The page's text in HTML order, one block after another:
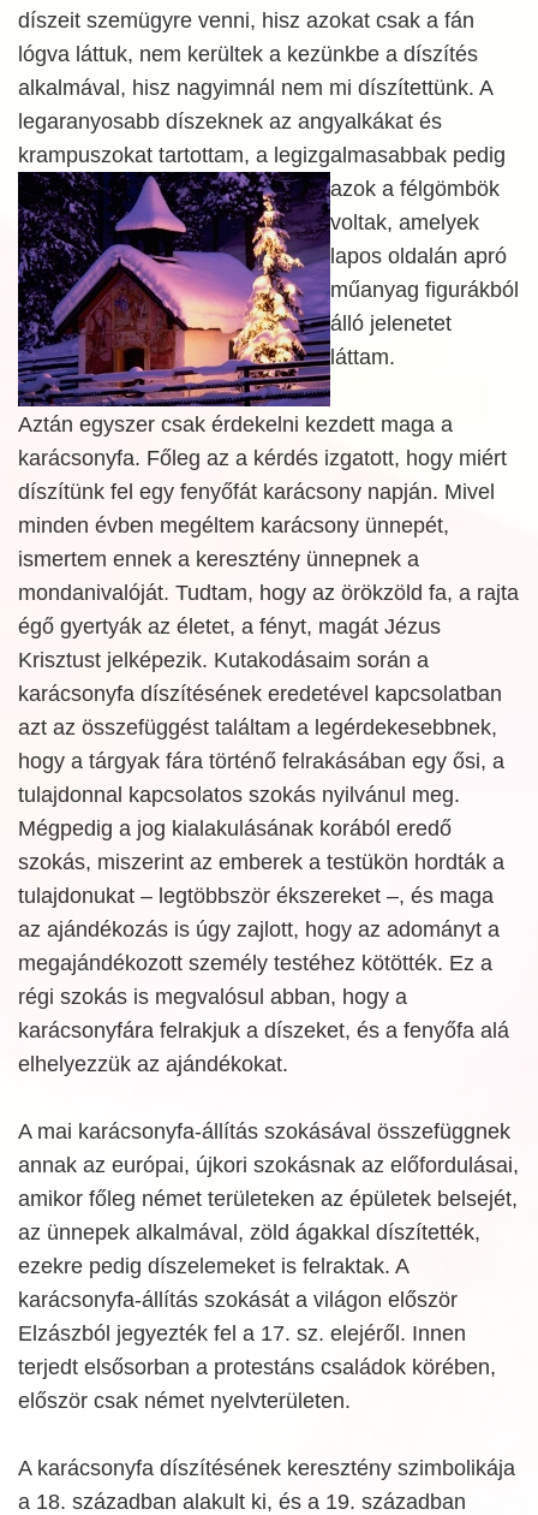
díszeit szemügyre venni, hisz azokat csak a fán
lógva láttuk, nem kerültek a kezünkbe a díszítés
alkalmával, hisz nagyimnál nem mi díszítettünk. A
legaranyosabb díszeknek az angyalkákat és
krampuszokat tartottam, a legizgalmasabbak pedig
azok a félgömbök
voltak, amelyek
lapos oldalán apró
műanyag figurákból
álló jelenetet
láttam.
Aztán egyszer csak érdekelni kezdett maga a
karácsonyfa. Főleg az a kérdés izgatott, hogy miért
díszítünk fel egy fenyőfát karácsony napján. Mivel
minden évben megéltem karácsony ünnepét,
ismertem ennek a keresztény ünnepnek a
mondanivalóját. Tudtam, hogy az örökzöld fa, a rajta
égő gyertyák az életet, a fényt, magát Jézus
Krisztust jelképezik. Kutakodásaim során a
karácsonyfa díszítésének eredetével kapcsolatban
azt az összefüggést találtam a legérdekesebbnek,
hogy a tárgyak fára történő felrakásában egy ősi, a
tulajdonnal kapcsolatos szokás nyilvánul meg.
Mégpedig a jog kialakulásának korából eredő
szokás, miszerint az emberek a testükön hordták a
tulajdonukat – legtöbbször ékszereket –, és maga
az ajándékozás is úgy zajlott, hogy az adományt a
megajándékozott személy testéhez kötötték. Ez a
régi szokás is megvalósul abban, hogy a
karácsonyfára felrakjuk a díszeket, és a fenyőfa alá
elhelyezzük az ajándékokat.
A mai karácsonyfa-állítás szokásával összefüggnek
annak az európai, újkori szokásnak az előfordulásai,
amikor főleg német területeken az épületek belsejét,
az ünnepek alkalmával, zöld ágakkal díszítették,
ezekre pedig díszelemeket is felraktak. A
karácsonyfa-állítás szokását a világon először
Elzászból jegyezték fel a 17. sz. elejéről. Innen
terjedt elsősorban a protestáns családok körében,
először csak német nyelvterületen.
A karácsonyfa díszítésének keresztény szimbolikája
a 18. században alakult ki, és a 19. században